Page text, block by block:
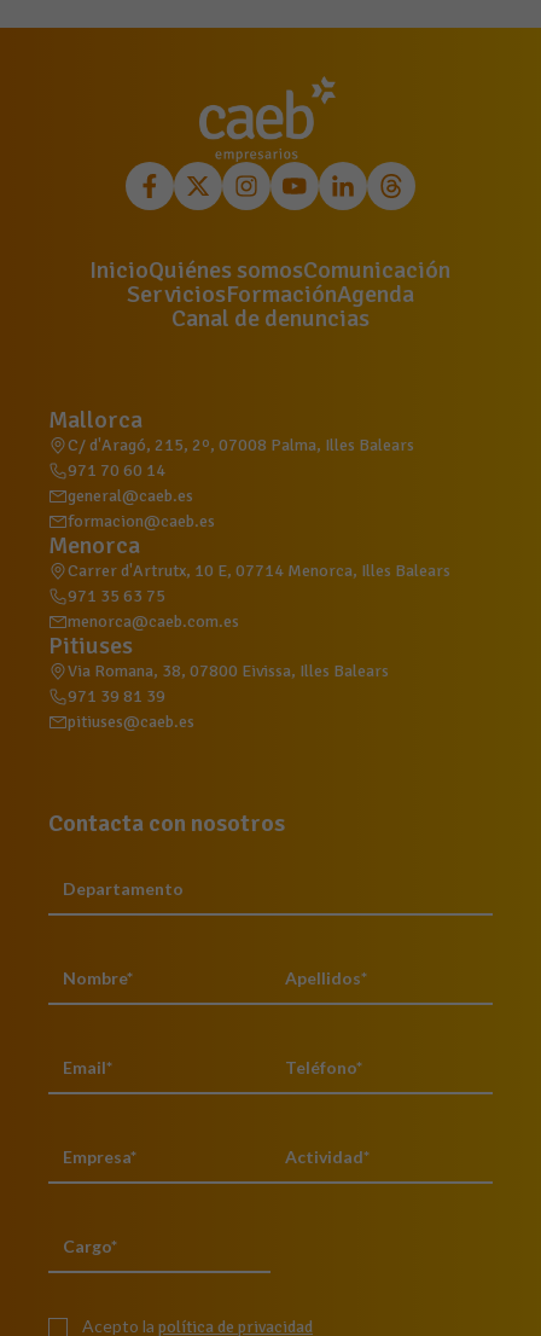
InicioQuiénes somosComunicación
ServiciosFormaciónAgenda
Canal de denuncias
Mallorca
C/ d'Aragó, 215, 2º, 07008 Palma, Illes Balears
971 70 60 14
general@caeb.es
formacion@caeb.es
Menorca
Carrer d'Artrutx, 10 E, 07714 Menorca, Illes Balears
971 35 63 75
menorca@caeb.com.es
Pitiuses
Via Romana, 38, 07800 Eivissa, Illes Balears
971 39 81 39
pitiuses@caeb.es
Contacta con nosotros
Acepto la política de privacidad